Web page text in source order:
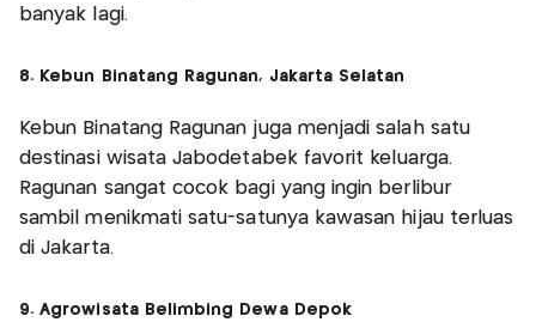
banyak lagi.
8. Kebun Binatang Ragunan, Jakarta Selatan
Kebun Binatang Ragunan juga menjadi salah satu
destinasi wisata Jabodetabek favorit keluarga.
Ragunan sangat cocok bagi yang ingin berlibur
sambil menikmati satu-satunya kawasan hijau terluas
di Jakarta.
9. Agrowisata Belimbing Dewa Depok